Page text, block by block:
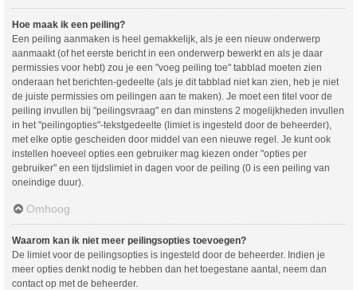
Hoe maak ik een peiling?
Een peiling aanmaken is heel gemakkelijk, als je een nieuw onderwerp
aanmaakt (of het eerste bericht in een onderwerp bewerkt en als je daar
permissies voor hebt) zou je een "voeg peiling toe" tabblad moeten zien
onderaan het berichten-gedeelte (als je dit tabblad niet kan zien, heb je niet
de juiste permissies om peilingen aan te maken). Je moet een titel voor de
peiling invullen bij "peilingsvraag" en dan minstens 2 mogelijkheden invullen
in het "peilingopties"-tekstgedeelte (limiet is ingesteld door de beheerder),
met elke optie gescheiden door middel van een nieuwe regel. Je kunt ook
instellen hoeveel opties een gebruiker mag kiezen onder "opties per
gebruiker" en een tijdslimiet in dagen voor de peiling (0 is een peiling van
oneindige duur).
Omhoog
Waarom kan ik niet meer peilingsopties toevoegen?
De limiet voor de peilingsopties is ingesteld door de beheerder. Indien je
meer opties denkt nodig te hebben dan het toegestane aantal, neem dan
contact op met de beheerder.